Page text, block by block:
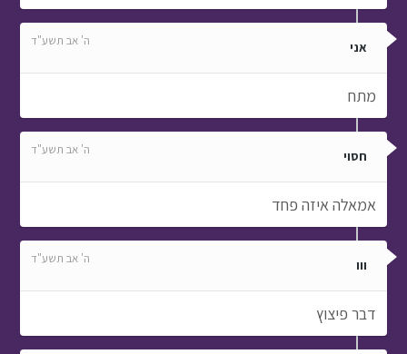
אני ה' אב תשע"ד
מתח
חסוי ה' אב תשע"ד
אמאלה איזה פחד
ווו ה' אב תשע"ד
דבר פיצוץ